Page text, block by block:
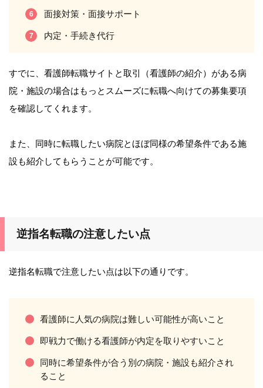
面接対策・面接サポート
内定・手続き代行
すでに、看護師転職サイトと取引（看護師の紹介）がある病
院・施設の場合はもっとスムーズに転職へ向けての募集要項
を確認してくれます。
また、同時に転職したい病院とほぼ同様の希望条件である施
設も紹介してもらうことが可能です。
逆指名転職の注意したい点
逆指名転職で注意したい点は以下の通りです。
看護師に人気の病院は難しい可能性が高いこと
即戦力で働ける看護師が内定を取りやすいこと
同時に希望条件が合う別の病院・施設も紹介され
ること